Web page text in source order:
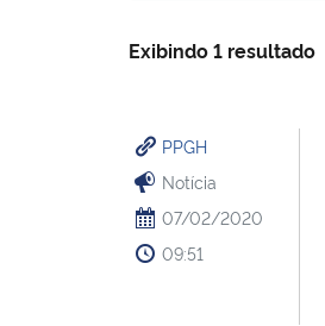
Exibindo 1 resultado
PPGH
Notícia
07/02/2020
09:51